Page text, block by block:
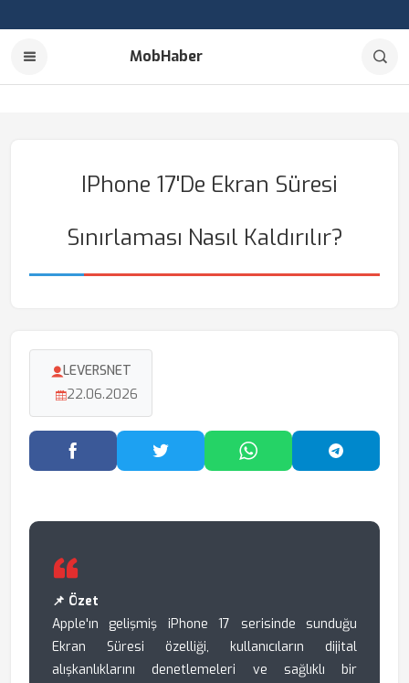
MobHaber
IPhone 17'de Ekran Süresi
Sınırlaması Nasıl Kaldırılır?
LEVERSNET
22.06.2026
Facebook'ta PaylaşTwitter'da PaylaşWhatsApp'ta Paylaş
📌 Özet
Apple'ın gelişmiş iPhone 17 serisinde sunduğu
Ekran Süresi özelliği, kullanıcıların dijital
alışkanlıklarını denetlemeleri ve sağlıklı bir